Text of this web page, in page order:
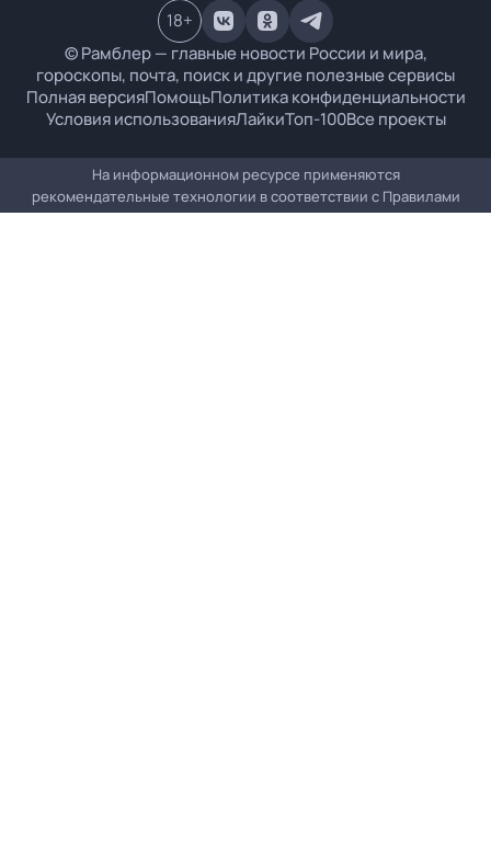
© Рамблер — главные новости России и мира,
гороскопы, почта, поиск и другие полезные сервисы
Полная версияПомощьПолитика конфиденциальности
Условия использованияЛайкиТоп-100Все проекты
18+
На информационном ресурсе применяются
рекомендательные технологии в соответствии с Правилами